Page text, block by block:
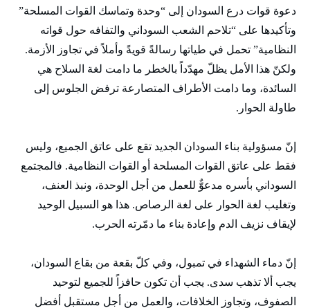
دعوة قوات درع السودان إلى “وحدة وتماسك القوات المسلحة”
وتأكيدها على “تلاحم الشعب السوداني والتفافه حول قواته
النظامية” تحمل في طياتها رسالةً قويةً وأملاً في تجاوز الأزمة.
ولكنّ هذا الأمل يظلّ مهدّداً بالخطر ما دامت لغة السلاح هي
السائدة، وما دامت الأطراف المتصارعة ترفض الجلوس إلى
طاولة الحوار.
إنّ مسؤولية بناء السودان الجديد تقع على عاتق الجميع، وليس
فقط على عاتق القوات المسلحة أو القوات النظامية. فالمجتمع
السوداني بأسره مدعوٌّ للعمل من أجل الوحدة، ونبذ العنف،
وتغليب لغة الحوار على لغة الرصاص. هذا هو السبيل الوحيد
لإيقاف نزيف الدم وإعادة بناء ما دمّرته الحرب.
إنّ دماء الشهداء في تمبول، وفي كلّ بقعة من بقاع السودان،
يجب ألا تذهب سدى. يجب أن تكون حافزاً للجميع لتوحيد
الصفوف، وتجاوز الخلافات، والعمل من أجل مستقبلٍ أفضلٍ